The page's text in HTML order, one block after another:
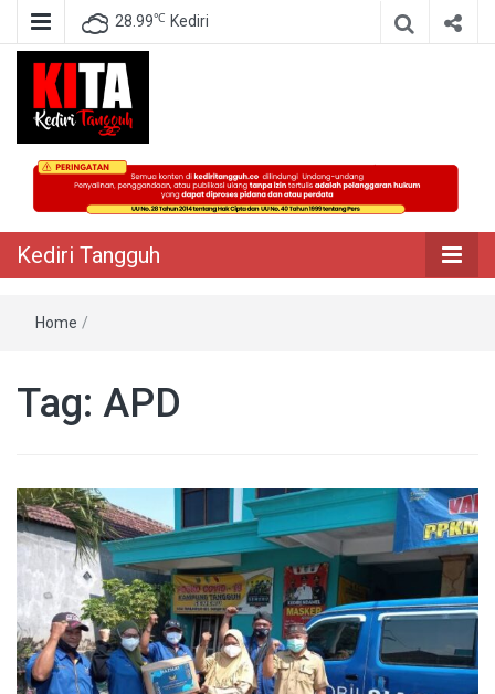
28.99℃ Kediri
Kediri Tangguh
Berita Akurat Terpercaya
Kediri Tangguh
Home /
Tag: APD